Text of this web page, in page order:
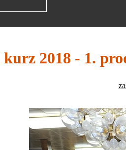
kurz 2018 - 1.